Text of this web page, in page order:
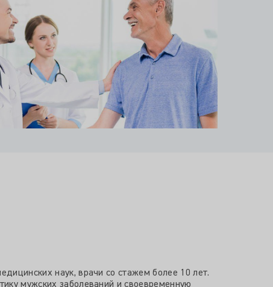
наук, врачи со стажем более 10 лет.
мужских заболеваний и своевременную